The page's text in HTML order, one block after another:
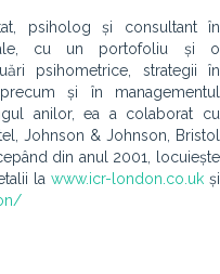
psiholog și consultant în
cu un portofoliu și o
psihometrice, strategii în
și în managementul
anilor, ea a colaborat cu
Johnson & Johnson, Bristol
din anul 2001, locuiește
la www.icr-london.co.ukși